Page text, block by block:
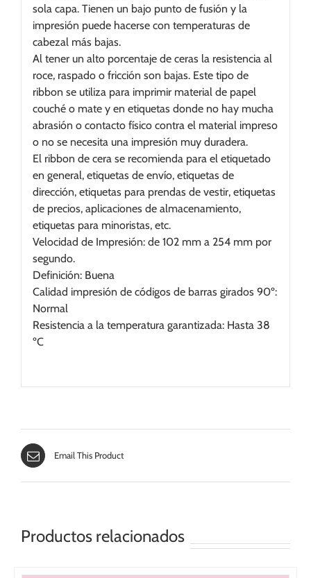
sola capa. Tienen un bajo punto de fusión y la
impresión puede hacerse con temperaturas de
cabezal más bajas.
Al tener un alto porcentaje de ceras la resistencia al
roce, raspado o fricción son bajas. Este tipo de
ribbon se utiliza para imprimir material de papel
couché o mate y en etiquetas donde no hay mucha
abrasión o contacto físico contra el material impreso
o no se necesita una impresión muy duradera.
El ribbon de cera se recomienda para el etiquetado
en general, etiquetas de envío, etiquetas de
dirección, etiquetas para prendas de vestir, etiquetas
de precios, aplicaciones de almacenamiento,
etiquetas para minoristas, etc.
Velocidad de Impresión: de 102 mm a 254 mm por
segundo.
Definición: Buena
Calidad impresión de códigos de barras girados 90º:
Normal
Resistencia a la temperatura garantizada: Hasta 38
ºC
Email This Product
Productos relacionados